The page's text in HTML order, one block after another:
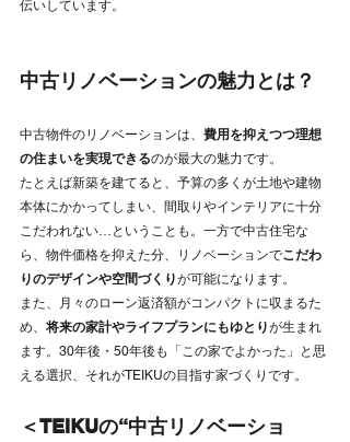
伝いしています。
中古リノベーションの魅力とは？
中古物件のリノベーションは、 費用を抑えつつ理想
の住まいを実現できるのが最大の魅力です。
たとえば新築を建てると、予算の多くが土地や建物
本体にかかってしまい、間取りやインテリアに十分
こだわれない…ということも。一方で中古住宅な
ら、物件価格を抑えた分、リノベーションでこだわ
りのデザインや空間づくりが可能になります。
また、月々のローン返済額がコンパクトに収まるた
め、 将来の家計やライフプランにもゆとりが生まれ
ます。30年後・50年後も「この家でよかった」と思
える選択、それがTEIKUの目指す家づくりです。
＜TEIKUの“中古リノベーショ